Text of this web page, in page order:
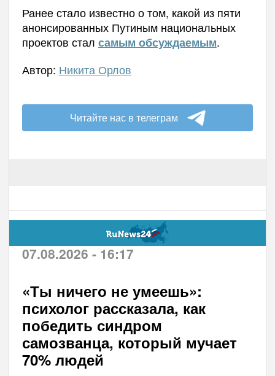
Ранее стало известно о том, какой из пяти
анонсированных Путиным национальных
проектов стал самым обсуждаемым.
Автор: Никита Орлов
Читайте нас в телеграм
07.08.2026 - 16:17
«Ты ничего не умеешь»:
психолог рассказала, как
победить синдром
самозванца, который мучает
70% людей